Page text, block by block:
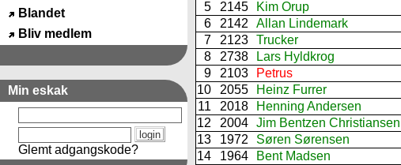
Blandet
Bliv medlem
Min eskak
Glemt adgangskode?
5
2145 Kim Orup
6
2142 Allan Lindemark
7
2123 Trucker
8
2738 Lars Hyldkrog
9
2103 Petrus
10
2055 Heinz Furrer
11
2018 Henning Andersen
12
2004 Jim Bentzen Christiansen
13
1972 Søren Sørensen
14
1964 Bent Madsen